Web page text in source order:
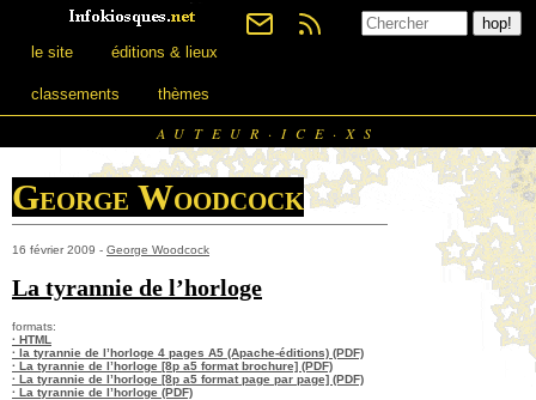
le site éditions & lieux
classements thèmes
AUTEUR·ICE·XS
George Woodcock
16 février 2009 - George Woodcock
La tyrannie de l’horloge
formats:
· HTML
· la tyrannie de l’horloge 4 pages A5 (Apache-éditions) (PDF)
· La tyrannie de l’horloge [8p a5 format brochure] (PDF)
· La tyrannie de l’horloge [8p a5 format page par page] (PDF)
· La tyrannie de l’horloge (PDF)